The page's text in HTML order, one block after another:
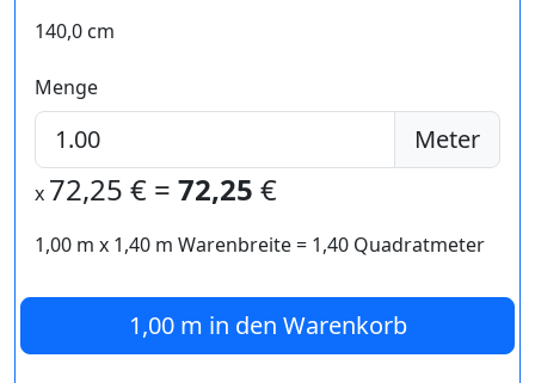
140,0 cm
Menge
Meter
x 72,25 € = 72,25 €
1,00 m x 1,40 m Warenbreite = 1,40 Quadratmeter
1,00 m in den Warenkorb